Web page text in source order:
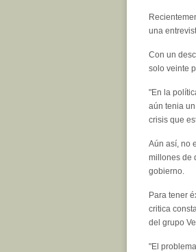
una
Con un
solo veinte
"En la
aún tenia
crisis que
Aún así, no
millones de
gobierno.
Para tener
critica
del grupo
"El